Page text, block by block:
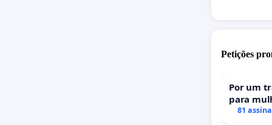
Petições
Por um
para
uma
81